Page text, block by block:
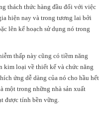
thách thức hàng đầu đối với việc
hiện nay và trong tương lai bởi
lên kế hoạch sử dụng nó trong
thấp này cũng có tiềm năng
kim loại về thiết kế và chức năng
ứng dễ dàng của nó cho hầu hết
một trong những nhà sản xuất
được tính bền vững.